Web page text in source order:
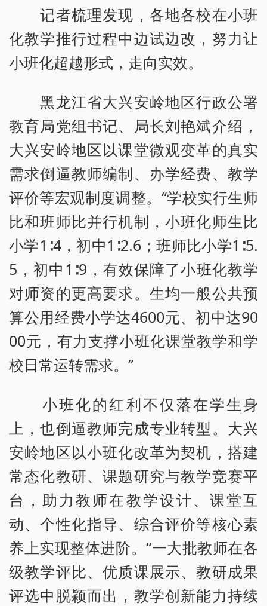
记者梳理发现，各地各校在小班
化教学推行过程中边试边改，努力让
小班化超越形式，走向实效。
黑龙江省大兴安岭地区行政公署
教育局党组书记、局长刘艳斌介绍，
大兴安岭地区以课堂微观变革的真实
需求倒逼教师编制、办学经费、教学
评价等宏观制度调整。“学校实行生师
比和班师比并行机制，小班化师生比
小学1∶4，初中1∶2.6；班师比小学1∶5.
5，初中1∶9，有效保障了小班化教学
对师资的更高要求。生均一般公共预
算公用经费小学达4600元、初中达90
00元，有力支撑小班化课堂教学和学
校日常运转需求。”
小班化的红利不仅落在学生身
上，也倒逼教师完成专业转型。大兴
安岭地区以小班化改革为契机，搭建
常态化教研、课题研究与教学竞赛平
台，助力教师在教学设计、课堂互
动、个性化指导、综合评价等核心素
养上实现整体进阶。“一大批教师在各
级教学评比、优质课展示、教研成果
评选中脱颖而出，教学创新能力持续